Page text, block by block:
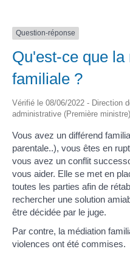
Question-réponse
Qu'est-ce que la
familiale ?
Vérifié le 08/06/2022 - Direction
administrative (Première ministre)
Vous avez un différend
parentale..), vous êtes en
vous avez un conflit
vous aider. Elle se met en
toutes les parties afin de
rechercher une solution
être décidée par le juge.
Par contre, la médiation
violences ont été commises.